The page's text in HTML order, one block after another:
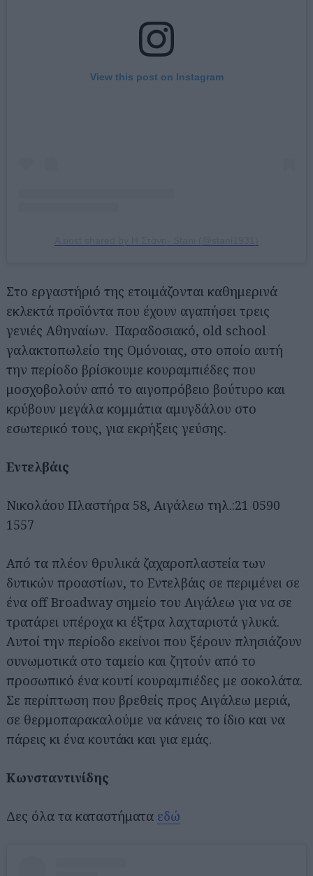
View this post on Instagram
Στο εργαστήριό της ετοιμάζονται καθημερινά
εκλεκτά προϊόντα που έχουν αγαπήσει τρεις
γενιές Αθηναίων. Παραδοσιακό, old school
γαλακτοπωλείο της Ομόνοιας, στο οποίο αυτή
την περίοδο βρίσκουμε κουραμπιέδες που
μοσχοβολούν από το αιγοπρόβειο βούτυρο και
κρύβουν μεγάλα κομμάτια αμυγδάλου στο
εσωτερικό τους, για εκρήξεις γεύσης.
Εντελβάις
Νικολάου Πλαστήρα 58, Αιγάλεω τηλ.:21 0590
1557
Από τα πλέον θρυλικά ζαχαροπλαστεία των
δυτικών προαστίων, το Εντελβάις σε περιμένει σε
ένα off Broadway σημείο του Αιγάλεω για να σε
τρατάρει υπέροχα κι έξτρα λαχταριστά γλυκά.
Αυτοί την περίοδο εκείνοι που ξέρουν πλησιάζουν
συνωμοτικά στο ταμείο και ζητούν από το
προσωπικό ένα κουτί κουραμπιέδες με σοκολάτα.
Σε περίπτωση που βρεθείς προς Αιγάλεω μεριά,
σε θερμοπαρακαλούμε να κάνεις το ίδιο και να
πάρεις κι ένα κουτάκι και για εμάς.
Κωνσταντινίδης
Δες όλα τα καταστήματα εδώ